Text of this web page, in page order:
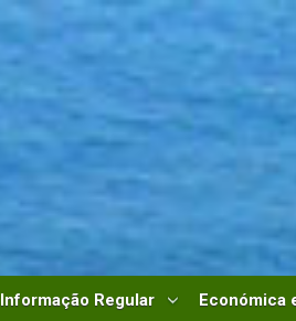
Informação Regular Económica